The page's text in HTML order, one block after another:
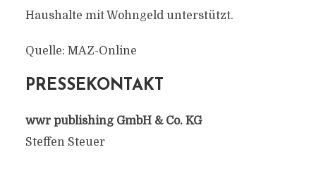
Haushalte mit Wohngeld unterstützt.
Quelle: MAZ-Online
PRESSEKONTAKT
wwr publishing GmbH & Co. KG
Steffen Steuer